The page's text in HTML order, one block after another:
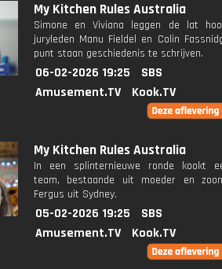
My Kitchen Rules Australia
Simone en Viviana leggen de lat
juryleden Manu Fieldel en Colin
punt staan geschiedenis te schrijven.
06-02-2026 19:25
SBS
Amusement.TV
Kook.TV
My Kitchen Rules Australia
In een splinternieuwe ronde kookt
team, bestaande uit moeder en
Fergus uit Sydney.
05-02-2026 19:25
SBS
Amusement.TV
Kook.TV